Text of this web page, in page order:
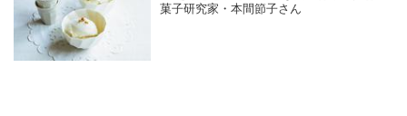
菓子研究家・本間節子さん